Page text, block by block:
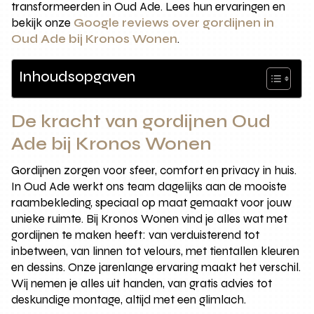
transformeerden in Oud Ade. Lees hun ervaringen en
bekijk onze Google reviews over gordijnen in
Oud Ade bij Kronos Wonen.
Inhoudsopgaven
De kracht van gordijnen Oud
Ade bij Kronos Wonen
Gordijnen zorgen voor sfeer, comfort en privacy in huis.
In Oud Ade werkt ons team dagelijks aan de mooiste
raambekleding, speciaal op maat gemaakt voor jouw
unieke ruimte. Bij Kronos Wonen vind je alles wat met
gordijnen te maken heeft: van verduisterend tot
inbetween, van linnen tot velours, met tientallen kleuren
en dessins. Onze jarenlange ervaring maakt het verschil.
Wij nemen je alles uit handen, van gratis advies tot
deskundige montage, altijd met een glimlach.